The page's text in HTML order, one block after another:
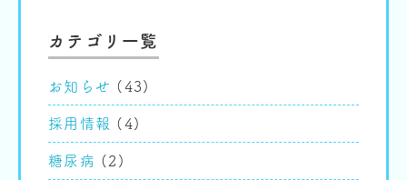
カテゴリ一覧
お知らせ (43)
採用情報 (4)
糖尿病 (2)